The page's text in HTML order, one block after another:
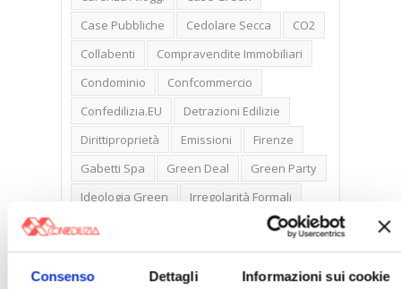
Consenso Dettagli Informazioni sui cookie
Case Pubbliche
Cedolare Secca
CO2
Collabenti
Compravendite Immobiliari
Condominio
Confcommercio
Confedilizia.EU
Detrazioni Edilizie
Dirittiproprietà
Emissioni
Firenze
Gabetti Spa
Green Deal
Green Party
Ideologia Green
Irregolarità Formali
Libero Mercato
New York
Nudaproprietà
Prezzi Case
Prima Casa
Proprietari Casa